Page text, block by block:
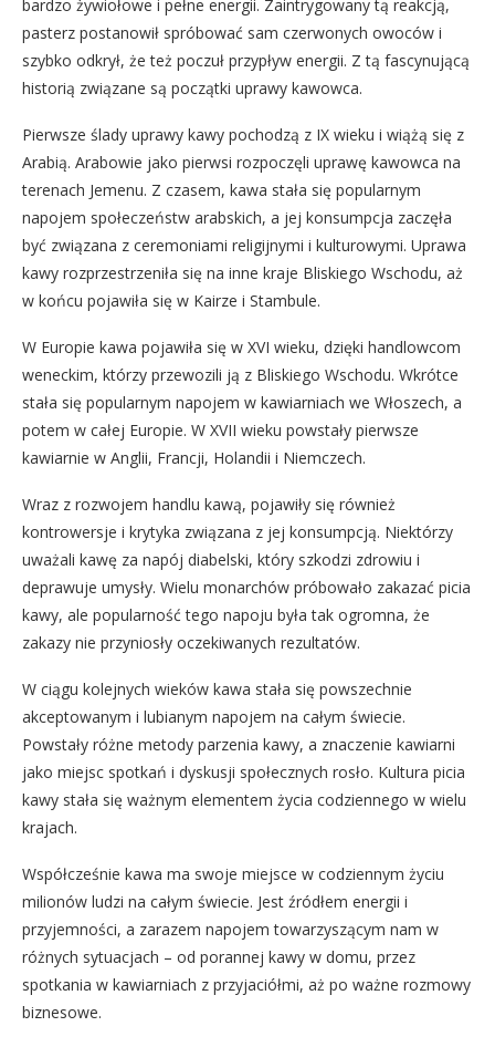
bardzo żywiołowe i pełne energii. Zaintrygowany tą reakcją,
pasterz postanowił spróbować sam czerwonych owoców i
szybko odkrył, że też poczuł przypływ energii. Z tą fascynującą
historią związane są początki uprawy kawowca.
Pierwsze ślady uprawy kawy pochodzą z IX wieku i wiążą się z
Arabią. Arabowie jako pierwsi rozpoczęli uprawę kawowca na
terenach Jemenu. Z czasem, kawa stała się popularnym
napojem społeczeństw arabskich, a jej konsumpcja zaczęła
być związana z ceremoniami religijnymi i kulturowymi. Uprawa
kawy rozprzestrzeniła się na inne kraje Bliskiego Wschodu, aż
w końcu pojawiła się w Kairze i Stambule.
W Europie kawa pojawiła się w XVI wieku, dzięki handlowcom
weneckim, którzy przewozili ją z Bliskiego Wschodu. Wkrótce
stała się popularnym napojem w kawiarniach we Włoszech, a
potem w całej Europie. W XVII wieku powstały pierwsze
kawiarnie w Anglii, Francji, Holandii i Niemczech.
Wraz z rozwojem handlu kawą, pojawiły się również
kontrowersje i krytyka związana z jej konsumpcją. Niektórzy
uważali kawę za napój diabelski, który szkodzi zdrowiu i
deprawuje umysły. Wielu monarchów próbowało zakazać picia
kawy, ale popularność tego napoju była tak ogromna, że
zakazy nie przyniosły oczekiwanych rezultatów.
W ciągu kolejnych wieków kawa stała się powszechnie
akceptowanym i lubianym napojem na całym świecie.
Powstały różne metody parzenia kawy, a znaczenie kawiarni
jako miejsc spotkań i dyskusji społecznych rosło. Kultura picia
kawy stała się ważnym elementem życia codziennego w wielu
krajach.
Współcześnie kawa ma swoje miejsce w codziennym życiu
milionów ludzi na całym świecie. Jest źródłem energii i
przyjemności, a zarazem napojem towarzyszącym nam w
różnych sytuacjach – od porannej kawy w domu, przez
spotkania w kawiarniach z przyjaciółmi, aż po ważne rozmowy
biznesowe.